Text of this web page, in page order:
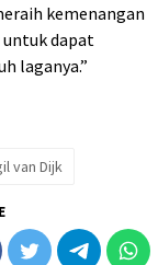
kemenangan
dapat
laganya.”
van Dijk